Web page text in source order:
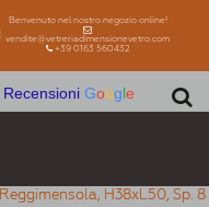
Benvenuto nel nostro negozio online!
vendite@vetreriadimensionevetro.com
+39 0163 560432
Recensioni Google
Reggimensola, H38xL50, Sp. 8